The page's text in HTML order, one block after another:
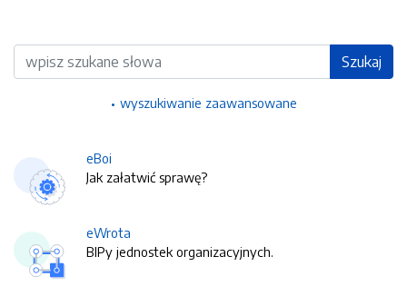
Wyszukiwarka Szukaj
wyszukiwanie zaawansowane
eBoi
Jak załatwić sprawę?
eWrota
BIPy jednostek organizacyjnych.